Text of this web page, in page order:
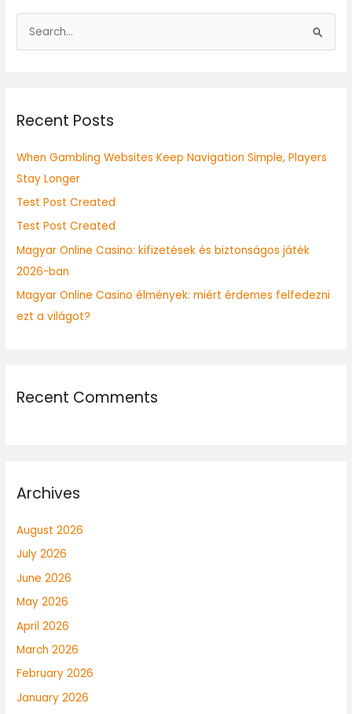
c
f
o
r
:
Recent Posts
When Gambling Websites Keep Navigation Simple, Players
Stay Longer
Test Post Created
Test Post Created
Magyar Online Casino: kifizetések és biztonságos játék
2026-ban
Magyar Online Casino élmények: miért érdemes felfedezni
ezt a világot?
Recent Comments
Archives
August 2026
July 2026
June 2026
May 2026
April 2026
March 2026
February 2026
January 2026